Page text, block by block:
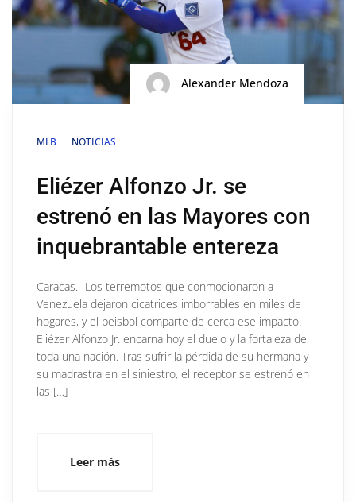
Alexander Mendoza
MLB NOTICIAS
Eliézer Alfonzo Jr. se
estrenó en las Mayores con
inquebrantable entereza
Caracas.- Los terremotos que conmocionaron a
Venezuela dejaron cicatrices imborrables en miles de
hogares, y el beisbol comparte de cerca ese impacto.
Eliézer Alfonzo Jr. encarna hoy el duelo y la fortaleza de
toda una nación. Tras sufrir la pérdida de su hermana y
su madrastra en el siniestro, el receptor se estrenó en
las […]
Leer más